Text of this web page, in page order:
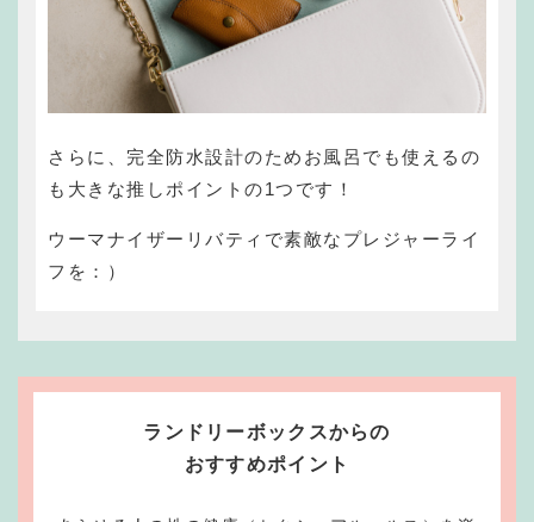
さらに、完全防水設計のためお風呂でも使えるの
も大きな推しポイントの1つです！
ウーマナイザーリバティで素敵なプレジャーライ
フを：）
ランドリーボックスからの
おすすめポイント